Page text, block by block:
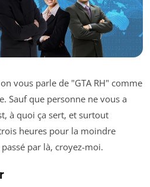
vous parle de "GTA RH" comme
Sauf que personne ne vous a
à quoi ça sert, et surtout
heures pour la moindre
par là, croyez-moi.